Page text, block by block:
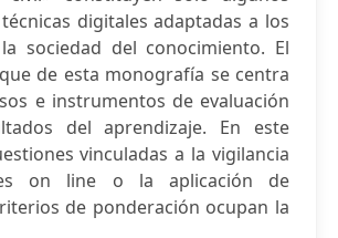
digitales adaptadas a los
sociedad del conocimiento. El
de esta monografía se centra
e instrumentos de evaluación
del aprendizaje. En este
vinculadas a la vigilancia
on line o la aplicación de
de ponderación ocupan la